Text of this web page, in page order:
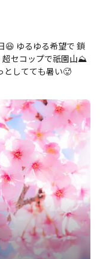
超セコップで祇園山⛰️
としてても暑い🥵